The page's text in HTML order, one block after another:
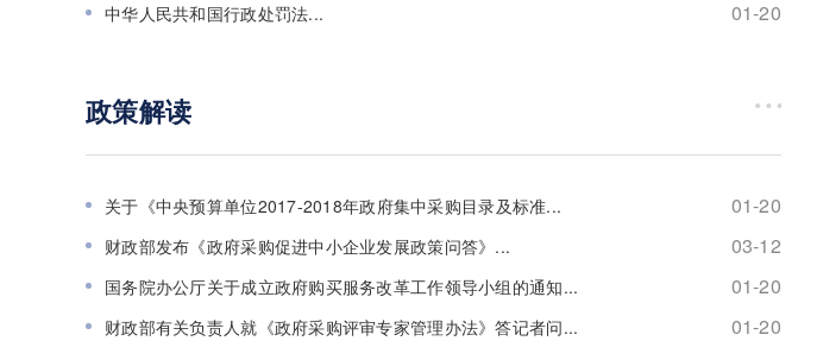
中华人民共和国行政处罚法... 01-20
政策解读
关于《中央预算单位2017-2018年政府集中采购目录及标准... 01-20
财政部发布《政府采购促进中小企业发展政策问答》... 03-12
国务院办公厅关于成立政府购买服务改革工作领导小组的通知... 01-20
财政部有关负责人就《政府采购评审专家管理办法》答记者问... 01-20